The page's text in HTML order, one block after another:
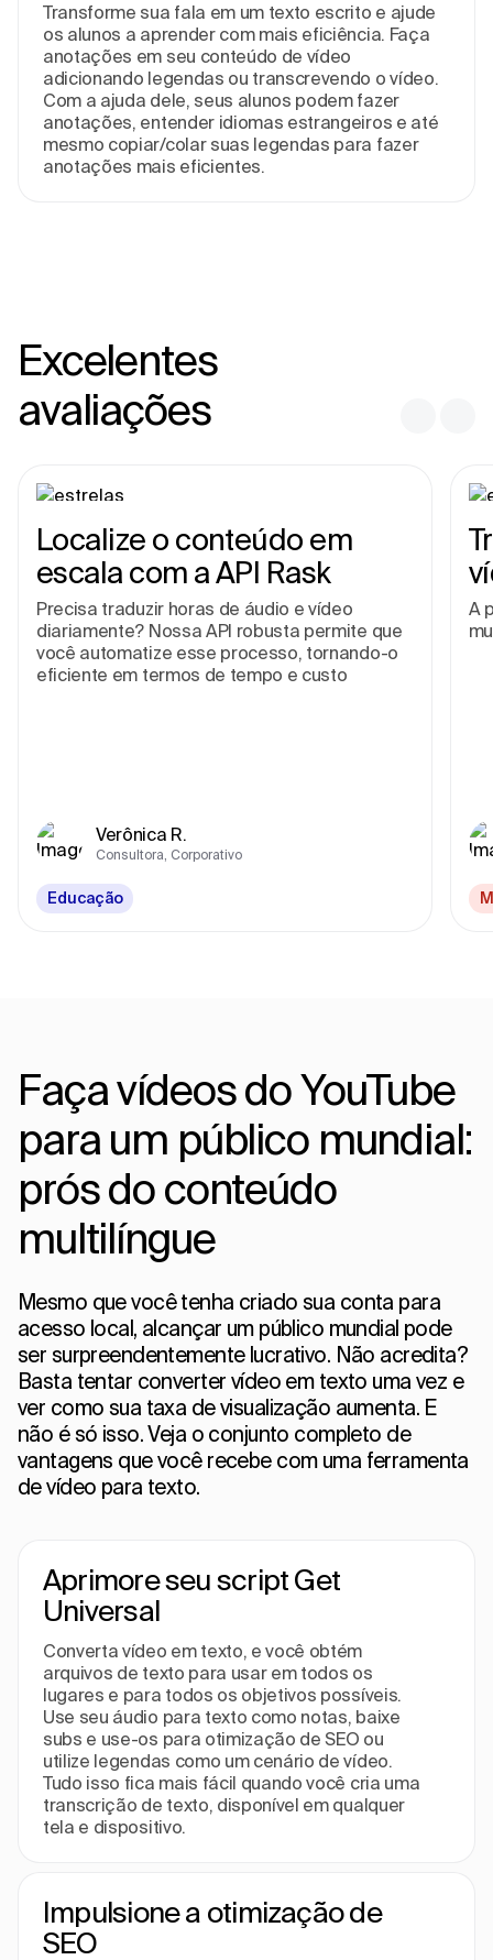
Transforme sua fala em um texto escrito e ajude
os alunos a aprender com mais eficiência. Faça
anotações em seu conteúdo de vídeo
adicionando legendas ou transcrevendo o vídeo.
Com a ajuda dele, seus alunos podem fazer
anotações, entender idiomas estrangeiros e até
mesmo copiar/colar suas legendas para fazer
anotações mais eficientes.
Excelentes
avaliações
Localize o conteúdo em
escala com a API Rask
Precisa traduzir horas de áudio e vídeo
diariamente? Nossa API robusta permite que
você automatize esse processo, tornando-o
eficiente em termos de tempo e custo
Verônica R.
Consultora, Corporativo
Educação
A
Faça vídeos do YouTube
para um público mundial:
prós do conteúdo
multilíngue
Mesmo que você tenha criado sua conta para
acesso local, alcançar um público mundial pode
ser surpreendentemente lucrativo. Não acredita?
Basta tentar converter vídeo em texto uma vez e
ver como sua taxa de visualização aumenta. E
não é só isso. Veja o conjunto completo de
vantagens que você recebe com uma ferramenta
de vídeo para texto.
Aprimore seu script Get
Universal
Converta vídeo em texto, e você obtém
arquivos de texto para usar em todos os
lugares e para todos os objetivos possíveis.
Use seu áudio para texto como notas, baixe
subs e use-os para otimização de SEO ou
utilize legendas como um cenário de vídeo.
Tudo isso fica mais fácil quando você cria uma
transcrição de texto, disponível em qualquer
tela e dispositivo.
Impulsione a otimização de
SEO